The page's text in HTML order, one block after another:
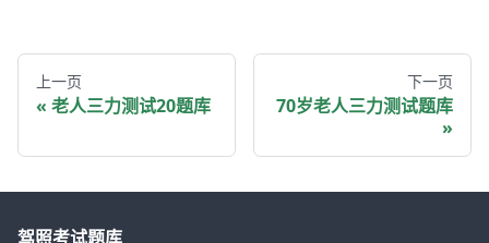
上一页
老人三力测试20题库
下一页
70岁老人三力测试题库
驾照考试题库